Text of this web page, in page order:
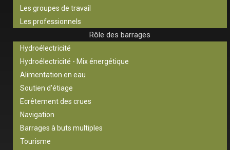
Les groupes de travail
Les professionnels
Rôle des barrages
Hydroélectricité
Hydroélectricité - Mix énergétique
Alimentation en eau
Soutien d’étiage
Ecrêtement des crues
Navigation
Barrages à buts multiples
Tourisme